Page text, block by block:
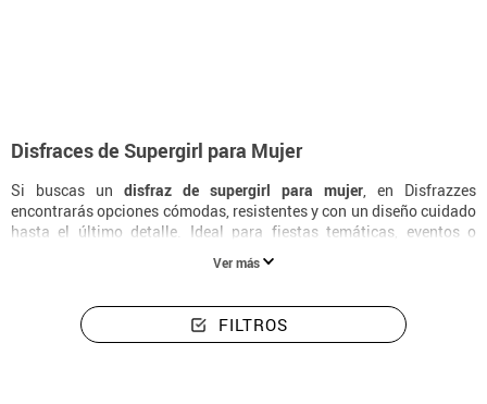
Disfraces de Supergirl para Mujer
Si buscas un disfraz de supergirl para mujer, en Disfrazzes
encontrarás opciones cómodas, resistentes y con un diseño cuidado
hasta el último detalle. Ideal para fiestas temáticas, eventos o
Ver más
FILTROS